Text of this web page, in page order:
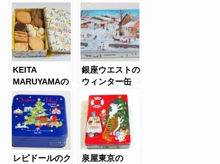
ッキー缶 （2020年）
KEITA
MARUYAMAの
クッキー缶（レ
モン）
銀座ウエストの
ウィンター缶
2022
レピドールのク
泉屋東京の